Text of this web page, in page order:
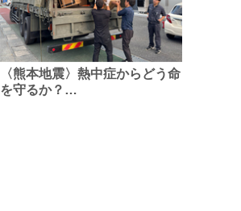
〈熊本地震〉熱中症からどう命
を守るか？…